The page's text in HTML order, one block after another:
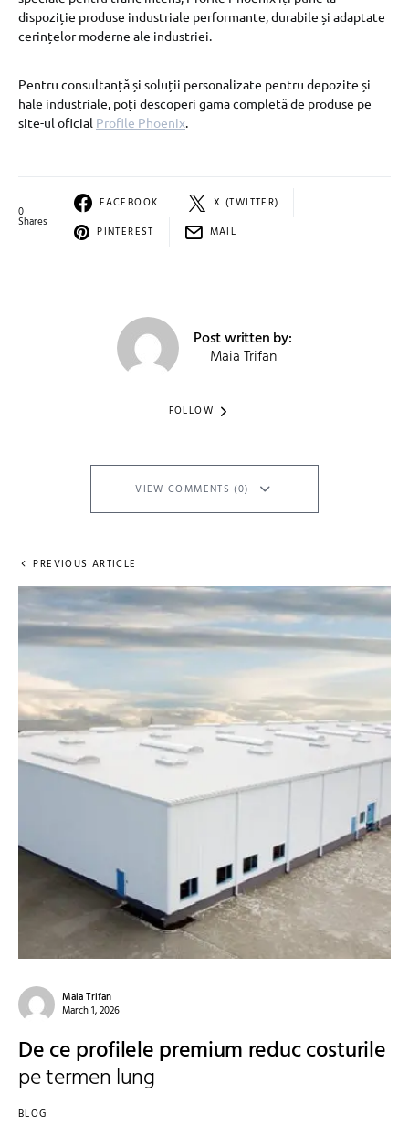
dispoziție produse industriale performante, durabile și adaptate
cerințelor moderne ale industriei.
Pentru consultanță și soluții personalizate pentru depozite și
hale industriale, poți descoperi gama completă de produse pe
site-ul oficial Profile Phoenix.
0
Shares
FACEBOOK
X (TWITTER)
PINTEREST
MAIL
Post written by:
Maia Trifan
FOLLOW
VIEW COMMENTS (0)
PREVIOUS ARTICLE
Maia Trifan
March 1, 2026
De ce profilele premium reduc costurile
pe termen lung
BLOG